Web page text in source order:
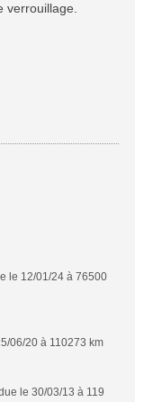
verrouillage.
le 12/01/24 à 76500
06/20 à 110273 km
le 30/03/13 à 119